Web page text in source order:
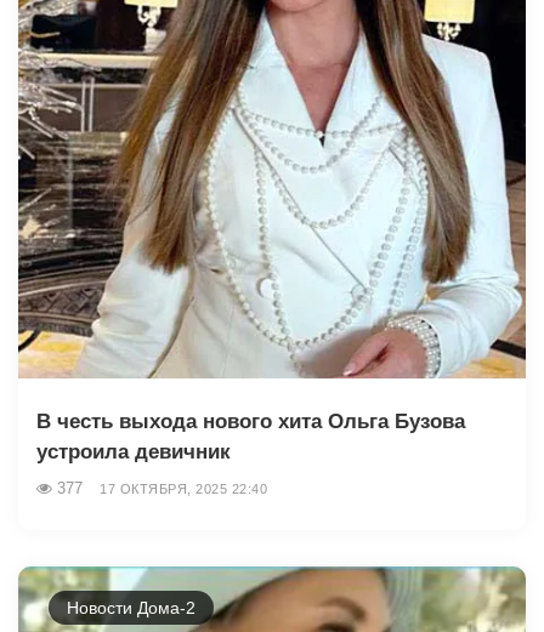
В честь выхода нового хита Ольга Бузова
устроила девичник
377 17 ОКТЯБРЯ, 2025 22:40
Новости Дома-2